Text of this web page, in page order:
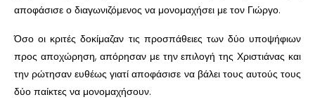
αποφάσισε ο διαγωνιζόμενος να μονομαχήσει με τον Γιώργο.
Όσο οι κριτές δοκίμαζαν τις προσπάθειες των δύο υποψήφιων
προς αποχώρηση, απόρησαν με την επιλογή της Χριστιάνας και
την ρώτησαν ευθέως γιατί αποφάσισε να βάλει τους αυτούς τους
δύο παίκτες να μονομαχήσουν.